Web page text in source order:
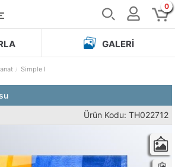
0
GALERI
Simple I
Ürün Kodu: TH022712